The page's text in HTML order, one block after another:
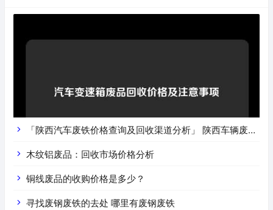
「陕西汽车废铁价格查询及回收渠道分析」 陕西车辆废铁
价是什么
木纹铝废品：回收市场价格分析
铜线废品的收购价格是多少？
寻找废钢废铁的去处 哪里有废钢废铁